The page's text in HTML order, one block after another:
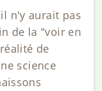
n'y aurait pas
de la "voir en
de
science